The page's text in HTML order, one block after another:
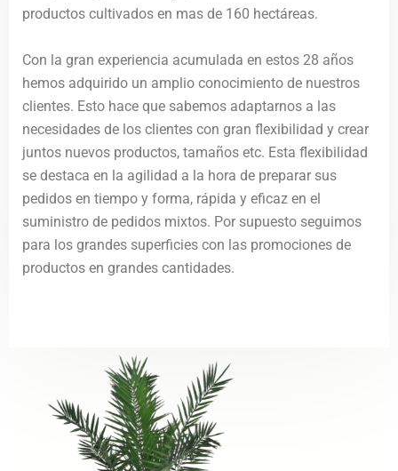
productos cultivados en mas de 160 hectáreas.
Con la gran experiencia acumulada en estos 28 años
hemos adquirido un amplio conocimiento de nuestros
clientes. Esto hace que sabemos adaptarnos a las
necesidades de los clientes con gran flexibilidad y crear
juntos nuevos productos, tamaños etc. Esta flexibilidad
se destaca en la agilidad a la hora de preparar sus
pedidos en tiempo y forma, rápida y eficaz en el
suministro de pedidos mixtos. Por supuesto seguimos
para los grandes superficies con las promociones de
productos en grandes cantidades.